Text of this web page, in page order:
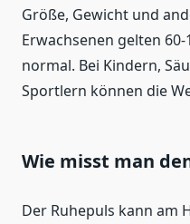
Größe, Gewicht und
Erwachsenen gelten
normal. Bei Kindern,
Sportlern können die
Wie misst man
Der Ruhepuls kann am